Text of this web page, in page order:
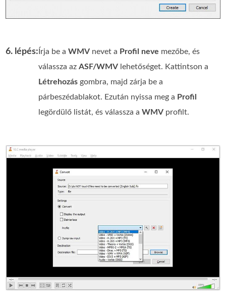
6. lépés: Írja be aWMV nevet a Profil neve mezőbe, és
válassza azASF/WMV lehetőséget. Kattintson a
Létrehozás gombra, majd zárja be a
párbeszédablakot. Ezután nyissa meg a Profil
legördülő listát, és válassza aWMV profilt.